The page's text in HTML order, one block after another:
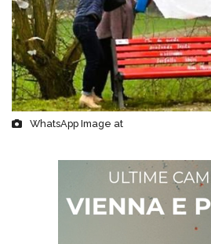
WhatsApp Image at